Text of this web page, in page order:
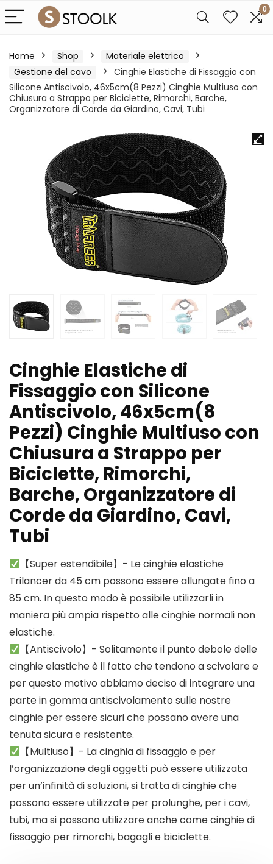
0
Home Shop
Materiale elettrico
Gestione del cavo
Cinghie Elastiche di Fissaggio con
Silicone Antiscivolo, 46x5cm(8 Pezzi) Cinghie Multiuso con
Chiusura a Strappo per Biciclette, Rimorchi, Barche,
Organizzatore di Corde da Giardino, Cavi, Tubi
Cinghie Elastiche di
Fissaggio con Silicone
Antiscivolo, 46x5cm(8
Pezzi) Cinghie Multiuso con
Chiusura a Strappo per
Biciclette, Rimorchi,
Barche, Organizzatore di
Corde da Giardino, Cavi,
Tubi
【Super estendibile】- Le cinghie elastiche
Trilancer da 45 cm possono essere allungate fino a
85 cm. In questo modo è possibile utilizzarli in
maniera più ampia rispetto alle cinghie normali non
elastiche.
【Antiscivolo】- Solitamente il punto debole delle
cinghie elastiche è il fatto che tendono a scivolare e
per questo motivo abbiamo deciso di integrare una
parte in gomma antiscivolamento sulle nostre
cinghie per essere sicuri che possano avere una
tenuta sicura e resistente.
【Multiuso】- La cinghia di fissaggio e per
l’organizzazione degli oggetti può essere utilizzata
per un’infinità di soluzioni, si tratta di cinghie che
possono essere utilizzate per prolunghe, per i cavi,
tubi, ma si possono utilizzare anche come cinghie di
fissaggio per rimorchi, bagagli e biciclette.